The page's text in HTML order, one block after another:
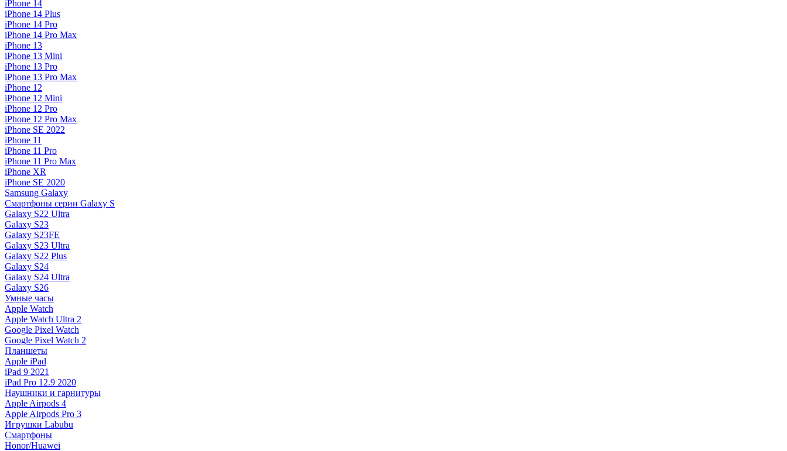
iPhone 14
iPhone 14 Plus
iPhone 14 Pro
iPhone 14 Pro Max
iPhone 13
iPhone 13 Mini
iPhone 13 Pro
iPhone 13 Pro Max
iPhone 12
iPhone 12 Mini
iPhone 12 Pro
iPhone 12 Pro Max
iPhone SE 2022
iPhone 11
iPhone 11 Pro
iPhone 11 Pro Max
iPhone XR
iPhone SE 2020
Samsung Galaxy
Смартфоны серии Galaxy S
Galaxy S22 Ultra
Galaxy S23
Galaxy S23FE
Galaxy S23 Ultra
Galaxy S22 Plus
Galaxy S24
Galaxy S24 Ultra
Galaxy S26
Умные часы
Apple Watch
Apple Watch Ultra 2
Google Pixel Watch
Google Pixel Watch 2
Планшеты
Apple iPad
iPad 9 2021
iPad Pro 12.9 2020
Наушники и гарнитуры
Apple Airpods 4
Apple Airpods Pro 3
Игрушки Labubu
Смартфоны
Honor/Huawei